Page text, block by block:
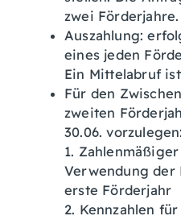
zwei Förderjahre.
Auszahlung:
eines jeden
Ein Mittelabruf
Für den
zweiten
30.06. vorzulegen:
1.
Verwendung der
erste Förderjahr
2. Kennzahlen